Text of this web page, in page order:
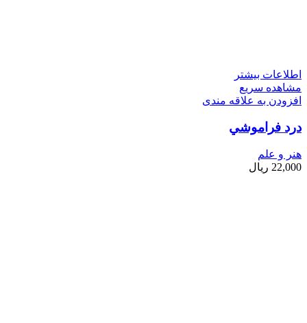
اطلاعات بیشتر
مشاهده سریع
افزودن به علاقه مندی
درد فراموشي
هنر و علم
22,000 ریال